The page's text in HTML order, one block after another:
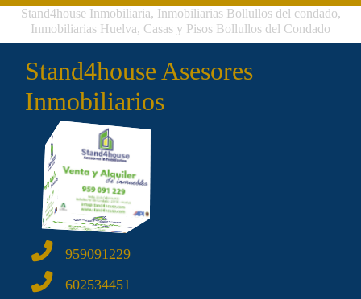
Stand4house Inmobiliaria, Inmobiliarias Bollullos del condado,
Inmobiliarias Huelva, Casas y Pisos Bollullos del Condado
Stand4house Asesores
Inmobiliarios
959091229
602534451